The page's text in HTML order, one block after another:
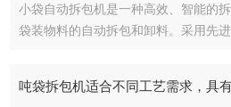
小袋自动拆包机是一种高效、智能的
袋装物料的自动拆包和卸料。采用先
人性化，操作界...